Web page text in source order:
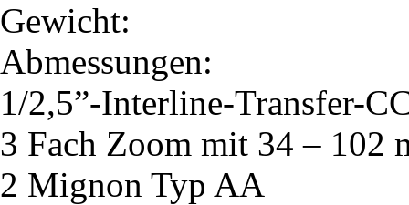
Gewicht:
Abmessungen:
1/2,5”-Interline-Transfer-
3 Fach Zoom mit 34 – 102
2 Mignon Typ AA